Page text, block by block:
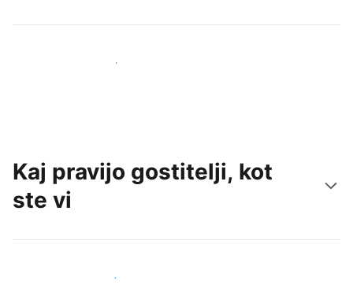
Pridobite nove goste še danes
Kaj pravijo gostitelji, kot
ste vi
Pridruži se drugim gostiteljem